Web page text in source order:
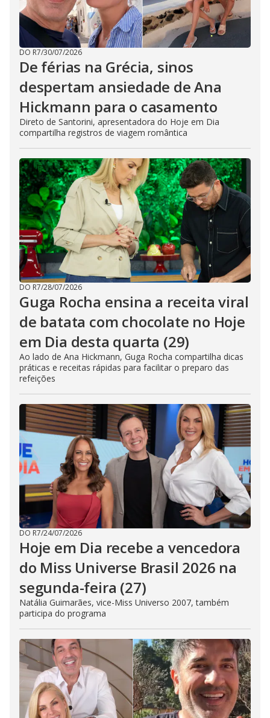
DO R7/30/07/2026
De férias na Grécia, sinos
despertam ansiedade de Ana
Hickmann para o casamento
Direto de Santorini, apresentadora do Hoje em Dia
compartilha registros de viagem romântica
DO R7/28/07/2026
Guga Rocha ensina a receita viral
de batata com chocolate no Hoje
em Dia desta quarta (29)
Ao lado de Ana Hickmann, Guga Rocha compartilha dicas
práticas e receitas rápidas para facilitar o preparo das
refeições
DO R7/24/07/2026
Hoje em Dia recebe a vencedora
do Miss Universe Brasil 2026 na
segunda-feira (27)
Natália Guimarães, vice-Miss Universo 2007, também
participa do programa